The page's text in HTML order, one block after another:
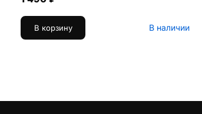
В корзину В наличии